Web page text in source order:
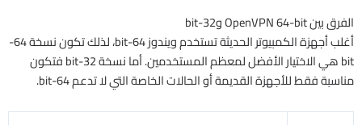
الفرق بين OpenVPN 64-bit و32-bit
أغلب أجهزة الكمبيوتر الحديثة تستخدم ويندوز 64-bit، لذلك تكون نسخة 64-
bit هي الاختيار الأفضل لمعظم المستخدمين. أما نسخة 32-bit فتكون
مناسبة فقط للأجهزة القديمة أو الحالات الخاصة التي لا تدعم 64-bit.